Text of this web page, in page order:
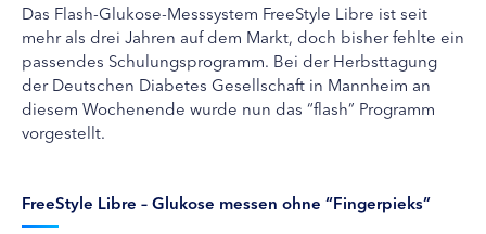
Das Flash-Glukose-Messsystem FreeStyle Libre ist seit
mehr als drei Jahren auf dem Markt, doch bisher fehlte ein
passendes Schulungsprogramm. Bei der Herbsttagung
der Deutschen Diabetes Gesellschaft in Mannheim an
diesem Wochenende wurde nun das “flash” Programm
vorgestellt.
FreeStyle Libre – Glukose messen ohne “Fingerpieks”